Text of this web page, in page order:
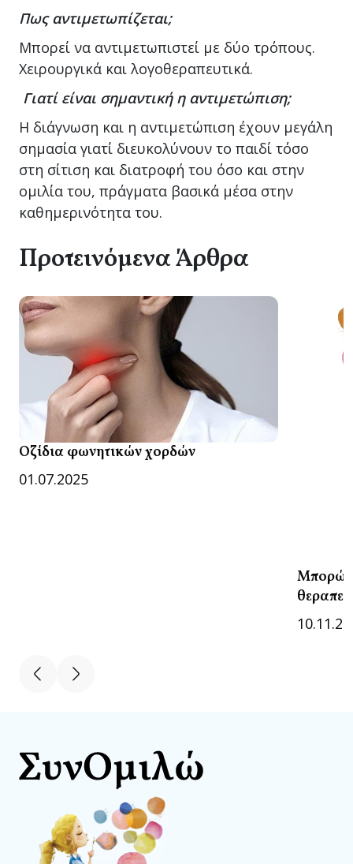
Πως αντιμετωπίζεται;
Μπορεί να αντιμετωπιστεί με δύο τρόπους.
Χειρουργικά και λογοθεραπευτικά.
Γιατί είναι σημαντική η αντιμετώπιση;
Η διάγνωση και η αντιμετώπιση έχουν μεγάλη
σημασία γιατί διευκολύνουν το παιδί τόσο
στη σίτιση και διατροφή του όσο και στην
ομιλία του, πράγματα βασικά μέσα στην
καθημερινότητα του.
Προτεινόμενα Άρθρα
Οζίδια φωνητικών χορδών
01.07.2025
Μπορώ